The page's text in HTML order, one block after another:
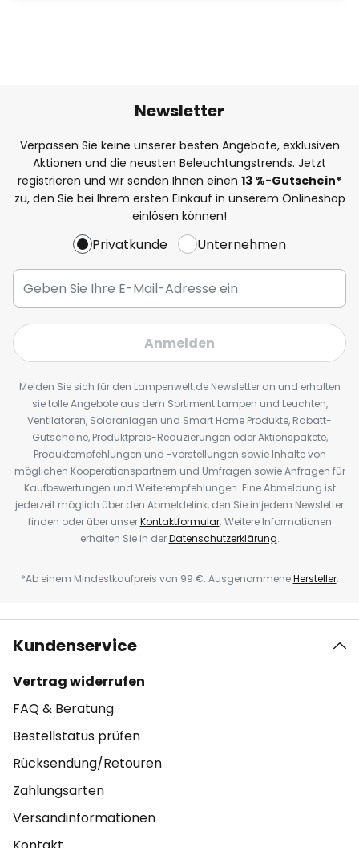
Newsletter
Verpassen Sie keine unserer besten Angebote, exklusiven
Aktionen und die neusten Beleuchtungstrends. Jetzt
registrieren und wir senden Ihnen einen 13 %-Gutschein*
zu, den Sie bei Ihrem ersten Einkauf in unserem Onlineshop
einlösen können!
Privatkunde Unternehmen
Anmelden
Melden Sie sich für den Lampenwelt.de Newsletter an und erhalten
sie tolle Angebote aus dem Sortiment Lampen und Leuchten,
Ventilatoren, Solaranlagen und Smart Home Produkte, Rabatt-
Gutscheine, Produktpreis-Reduzierungen oder Aktionspakete,
Produktempfehlungen und -vorstellungen sowie Inhalte von
möglichen Kooperationspartnern und Umfragen sowie Anfragen für
Kaufbewertungen und Weiterempfehlungen. Eine Abmeldung ist
jederzeit möglich über den Abmeldelink, den Sie in jedem Newsletter
finden oder über unserKontaktformular. Weitere Informationen
erhalten Sie in derDatenschutzerklärung.
*Ab einem Mindestkaufpreis von 99 €. AusgenommeneHersteller.
Kundenservice
Vertrag widerrufen
FAQ & Beratung
Bestellstatus prüfen
Rücksendung/Retouren
Zahlungsarten
Versandinformationen